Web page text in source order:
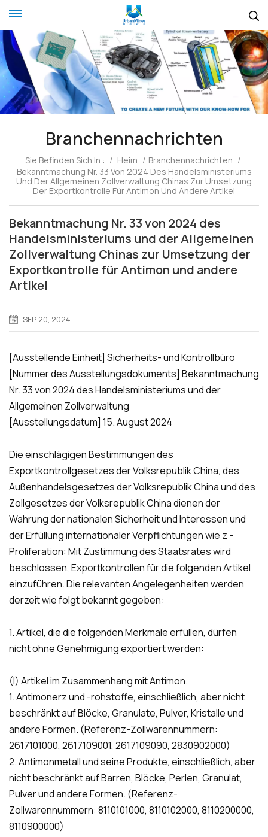
Branchennachrichten
Sie Befinden Sich In : / Heim / Branchennachrichten /
Bekanntmachung Nr. 33 Von 2024 Des Handelsministeriums
Und Der Allgemeinen Zollverwaltung Chinas Zur Umsetzung
Der Exportkontrolle Für Antimon Und Andere Artikel
Bekanntmachung Nr. 33 von 2024 des
Handelsministeriums und der Allgemeinen
Zollverwaltung Chinas zur Umsetzung der
Exportkontrolle für Antimon und andere
Artikel
SEP 20, 2024
[Ausstellende Einheit] Sicherheits- und Kontrollbüro
[Nummer des Ausstellungsdokuments] Bekanntmachung
Nr. 33 von 2024 des Handelsministeriums und der
Allgemeinen Zollverwaltung
[Ausstellungsdatum] 15. August 2024
Die einschlägigen Bestimmungen des
Exportkontrollgesetzes der Volksrepublik China, des
Außenhandelsgesetzes der Volksrepublik China und des
Zollgesetzes der Volksrepublik China dienen der
Wahrung der nationalen Sicherheit und Interessen und
der Erfüllung internationaler Verpflichtungen wie z -
Proliferation: Mit Zustimmung des Staatsrates wird
beschlossen, Exportkontrollen für die folgenden Artikel
einzuführen. Die relevanten Angelegenheiten werden
derzeit wie folgt bekannt gegeben:
1. Artikel, die die folgenden Merkmale erfüllen, dürfen
nicht ohne Genehmigung exportiert werden:
(I) Artikel im Zusammenhang mit Antimon.
1.Antimonerz und -rohstoffe, einschließlich, aber nicht
beschränkt auf Blöcke, Granulate, Pulver, Kristalle und
andere Formen. (Referenz-Zollwarennummern:
2617101000, 2617109001, 2617109090, 2830902000)
2. Antimonmetall und seine Produkte, einschließlich, aber
nicht beschränkt auf Barren, Blöcke, Perlen, Granulat,
Pulver und andere Formen. (Referenz-
Zollwarennummern: 8110101000, 8110102000, 8110200000,
8110900000)